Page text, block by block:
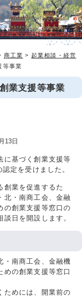
商工業 > 起業相談・経営
等事業
業支援等事業
日
基づく創業支援等
定を受けました。
業を促進するた
北・南商工会、金融
の創業支援等窓口の
日を開設します。
南商工会、金融機
めの創業支援等窓口
めには、開業前の